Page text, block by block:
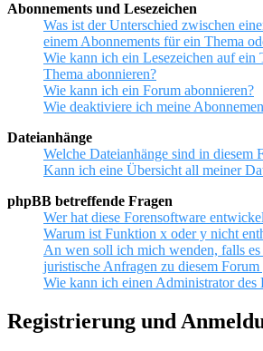
Abonnements und Lesezeichen
Was ist der Unterschied zwischen
einem Abonnements für ein Thema
Wie kann ich ein Lesezeichen auf ein
Thema abonnieren?
Wie kann ich ein Forum abonnieren?
Wie deaktiviere ich meine
Dateianhänge
Welche Dateianhänge sind in diesem
Kann ich eine Übersicht all meiner
phpBB betreffende Fragen
Wer hat diese Forensoftware
Warum ist Funktion x oder y nicht
An wen soll ich mich wenden, falls
juristische Anfragen zu diesem Forum
Wie kann ich einen Administrator des
Registrierung und